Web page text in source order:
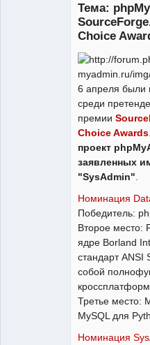
Тема:
Choice
6 апреля были
среди
премии
Choice Awards
проект
заявленных
"SysAdmin"
Номинация
Победитель:
Второе место:
ядре Borland
стандарт
собой
Третье место:
MySQL для
Номинация